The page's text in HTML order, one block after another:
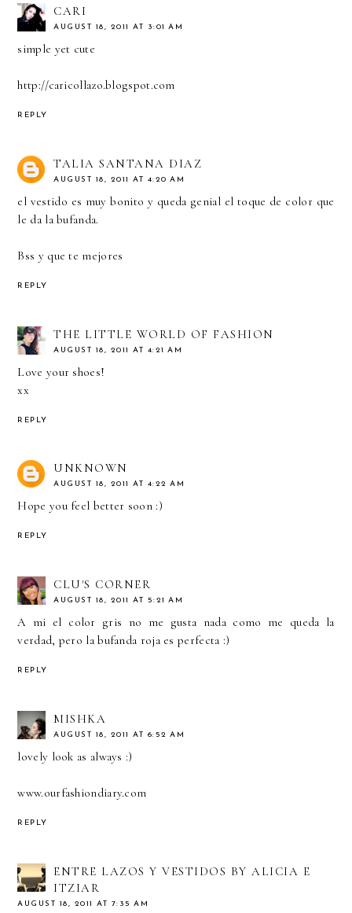
CARI
AUGUST 18, 2011 AT 3:01 AM
simple yet cute
http://caricollazo.blogspot.com
REPLY
TALIA SANTANA DIAZ
AUGUST 18, 2011 AT 4:20 AM
el vestido es muy bonito y queda genial el toque de color que
le da la bufanda.
Bss y que te mejores
REPLY
THE LITTLE WORLD OF FASHION
AUGUST 18, 2011 AT 4:21 AM
Love your shoes!
xx
REPLY
UNKNOWN
AUGUST 18, 2011 AT 4:22 AM
Hope you feel better soon :)
REPLY
CLU'S CORNER
AUGUST 18, 2011 AT 5:21 AM
A mi el color gris no me gusta nada como me queda la
verdad, pero la bufanda roja es perfecta :)
REPLY
MISHKA
AUGUST 18, 2011 AT 6:52 AM
lovely look as always :)
www.ourfashiondiary.com
REPLY
ENTRE LAZOS Y VESTIDOS BY ALICIA E
ITZIAR
AUGUST 18, 2011 AT 7:35 AM